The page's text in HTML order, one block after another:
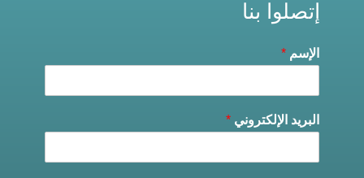
إتصلوا بنا
الإسم *
البريد الإلكتروني *